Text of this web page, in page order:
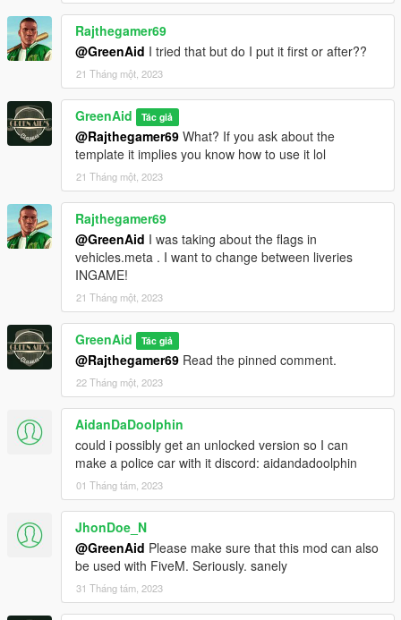
Rajthegamer69
@GreenAid I tried that but do I put it first or after??
21 Tháng một, 2023
GreenAid Tác giả
@Rajthegamer69 What? If you ask about the
template it implies you know how to use it lol
21 Tháng một, 2023
Rajthegamer69
@GreenAid I was taking about the flags in
vehicles.meta . I want to change between liveries
INGAME!
21 Tháng một, 2023
GreenAid Tác giả
@Rajthegamer69 Read the pinned comment.
22 Tháng một, 2023
AidanDaDoolphin
could i possibly get an unlocked version so I can
make a police car with it discord: aidandadoolphin
01 Tháng tám, 2023
JhonDoe_N
@GreenAid Please make sure that this mod can also
be used with FiveM. Seriously. sanely
31 Tháng tám, 2023